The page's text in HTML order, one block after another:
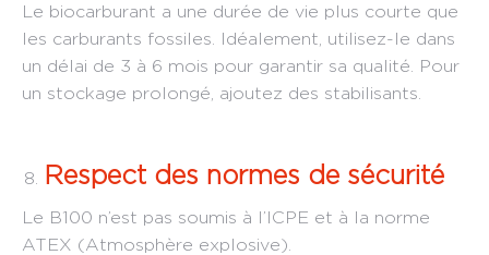
Le biocarburant a une durée de vie plus courte que
les carburants fossiles. Idéalement, utilisez-le dans
un délai de 3 à 6 mois pour garantir sa qualité. Pour
un stockage prolongé, ajoutez des stabilisants.
Respect des normes de sécurité
Le B100 n’est pas soumis à l’ICPE et à la norme
ATEX (Atmosphère explosive).